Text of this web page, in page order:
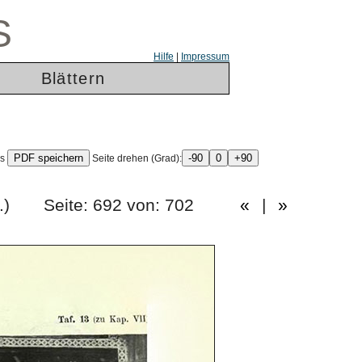
Hilfe Impressum
Blättern
Seite drehen (Grad):
Heft.) Seite: 692 von: 702 « | »